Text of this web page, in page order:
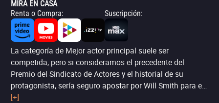
MIRA EN CASA
Renta o Compra: Suscripción:
La categoría de Mejor actor principal suele ser
competida, pero si consideramos el precedente del
Premio del Sindicato de Actores y el historial de su
protagonista, sería seguro apostar por Will Smith para el
Oscar de este año. ‘Rey Richard: Una familia ganadora’,
[+]